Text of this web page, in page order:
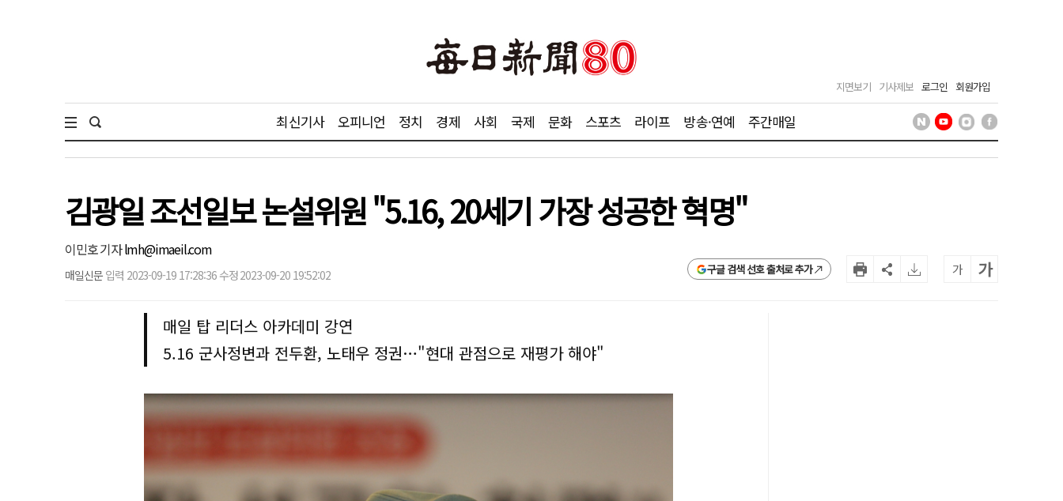
지면보기 기사제보 로그인 회원가입
최신기사 오피니언 정치 경제 사회 국제 문화 스포츠 라이프 방송·연예 주간매일
김광일 조선일보 논설위원 "5.16, 20세기 가장 성공한 혁명"
이민호 기자lmh@imaeil.com
매일신문 입력 2023-09-19 17:28:36 수정 2023-09-20 19:52:02 구글 검색 선호 출처로 추가 가 가
매일 탑 리더스 아카데미 강연
5.16 군사정변과 전두환, 노태우 정권…"현대 관점으로 재평가 해야"